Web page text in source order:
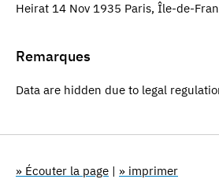
Heirat 14 Nov 1935 Paris, Île-de-
Remarques
Data are hidden due to legal
» Écouter la page | » imprimer